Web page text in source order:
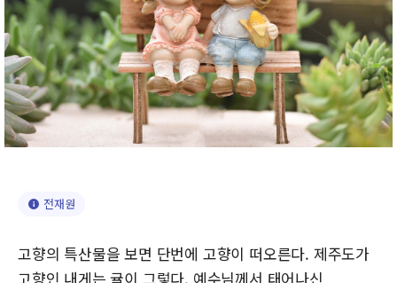
전재원
고향의 특산물을 보면 단번에 고향이 떠오른다. 제주도가
고향인 내게는 귤이 그렇다. 예수님께서 태어나신